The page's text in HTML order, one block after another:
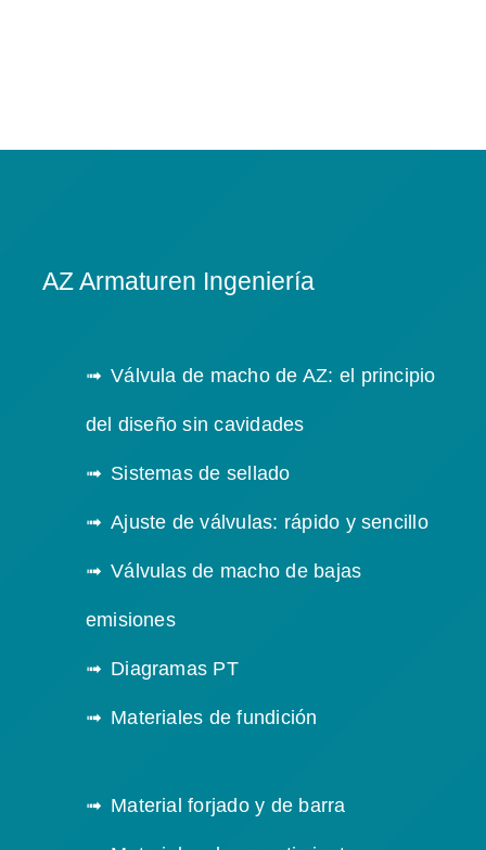
AZ Armaturen Ingeniería
Válvula de macho de AZ: el principio
del diseño sin cavidades
Sistemas de sellado
Ajuste de válvulas: rápido y sencillo
Válvulas de macho de bajas
emisiones
Diagramas PT
Materiales de fundición
Material forjado y de barra